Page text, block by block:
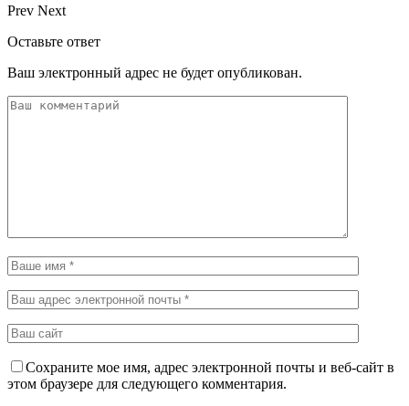
Prev Next
Оставьте ответ
Ваш электронный адрес не будет опубликован.
Сохраните мое имя, адрес электронной почты и веб-сайт в
этом браузере для следующего комментария.